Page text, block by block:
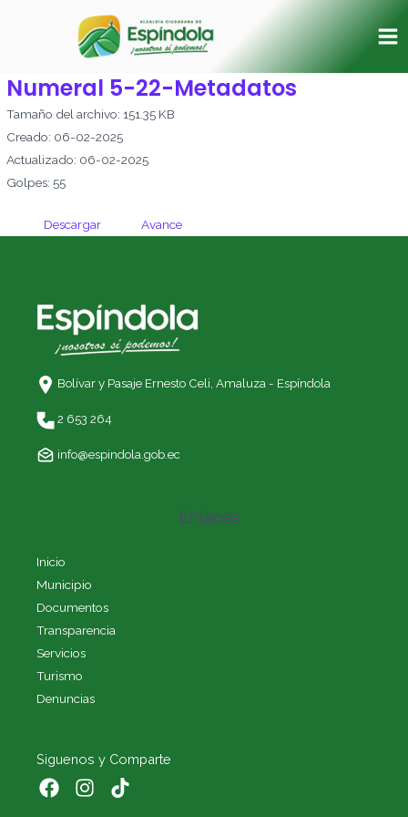
Numeral 5-22-Metadatos
Tamaño del archivo: 151.35 KB
Creado: 06-02-2025
Actualizado: 06-02-2025
Golpes: 55
Descargar Avance
Bolívar y Pasaje Ernesto Celi, Amaluza - Espíndola
2 653 264
info@espindola.gob.ec
Enlaces
Inicio
Municipio
Documentos
Transparencia
Servicios
Turismo
Denuncias
Siguenos y Comparte